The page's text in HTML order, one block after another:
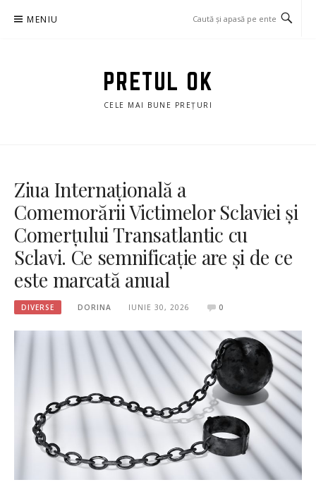
MENIU
PRETUL OK
CELE MAI BUNE PREȚURI
Ziua Internațională a
Comemorării Victimelor Sclaviei și
Comerțului Transatlantic cu
Sclavi. Ce semnificație are și de ce
este marcată anual
DIVERSE DORINA IUNIE 30, 2026 0